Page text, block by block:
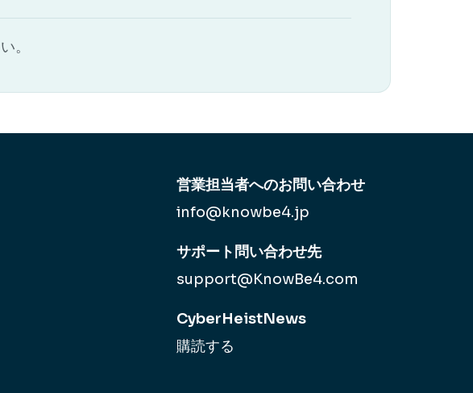
。
営業担当者へのお問い合わせ
info@knowbe4.jp
サポート問い合わせ先
support@KnowBe4.com
CyberHeistNews
購読する